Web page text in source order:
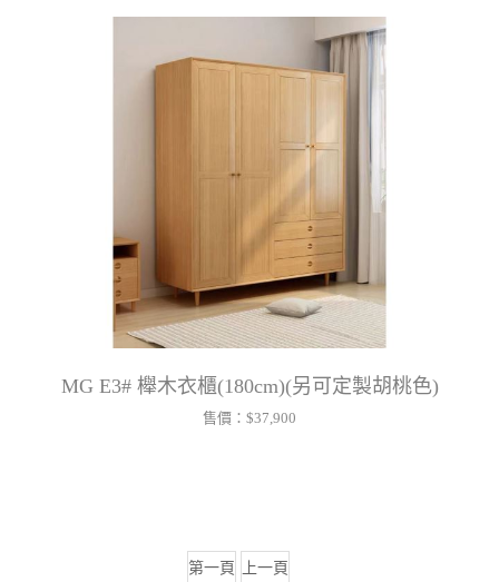
MG E3# 櫸木衣櫃(180cm)(另可定製胡桃色)
售價： $37,900
第一頁 上一頁